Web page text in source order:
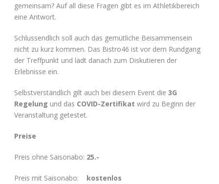
gemeinsam? Auf all diese Fragen gibt es im Athletikbereich
eine Antwort.
Schlussendlich soll auch das gemütliche Beisammensein
nicht zu kurz kommen. Das Bistro46 ist vor dem Rundgang
der Treffpunkt und lädt danach zum Diskutieren der
Erlebnisse ein.
Selbstverständlich gilt auch bei diesem Event die 3G
Regelung und das COVID-Zertifikat wird zu Beginn der
Veranstaltung getestet.
Preise
Preis ohne Saisonabo: 25.-
Preis mit Saisonabo: kostenlos